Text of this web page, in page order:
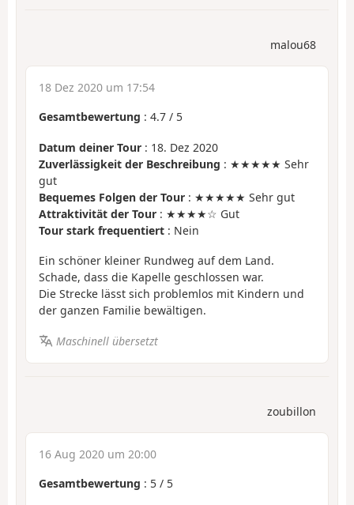
malou68
18 Dez 2020 um 17:54
Gesamtbewertung : 4.7 / 5
Datum deiner Tour : 18. Dez 2020
Zuverlässigkeit der Beschreibung : ★★★★★ Sehr
gut
Bequemes Folgen der Tour : ★★★★★ Sehr gut
Attraktivität der Tour : ★★★★☆ Gut
Tour stark frequentiert : Nein
Ein schöner kleiner Rundweg auf dem Land.
Schade, dass die Kapelle geschlossen war.
Die Strecke lässt sich problemlos mit Kindern und
der ganzen Familie bewältigen.
Maschinell übersetzt
zoubillon
16 Aug 2020 um 20:00
Gesamtbewertung : 5 / 5